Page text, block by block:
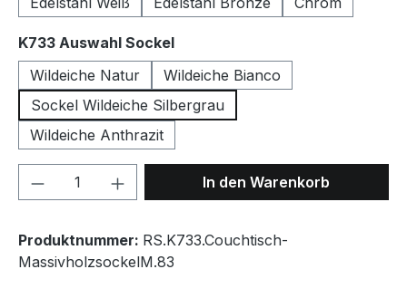
K733 Auswahl Sockelauswählen
Wildeiche Natur
Wildeiche Bianco
Sockel Wildeiche Silbergrau
Wildeiche Anthrazit
Produkt Anzahl: Gib denIn den Warenkorb
Produktnummer: RS.K733.Couchtisch-
MassivholzsockelM.83